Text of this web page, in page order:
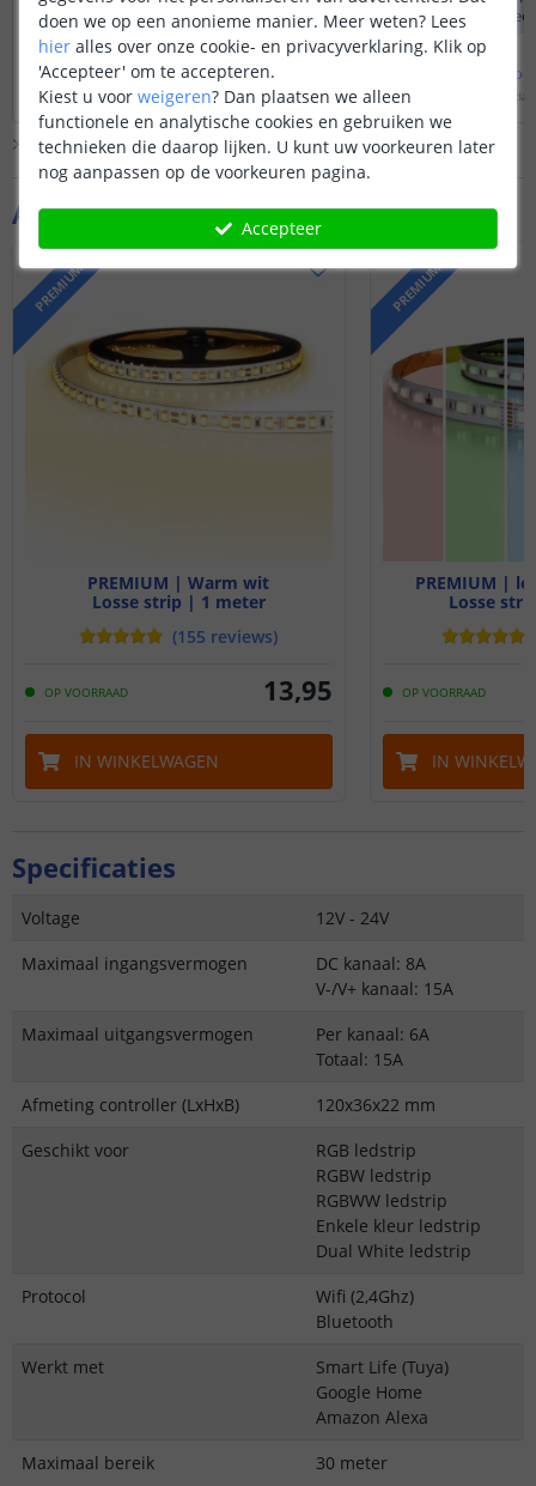
Aanvullende producten
PREMIUM
PREMIUM | Warm wit
Losse strip | 1 meter
(155 reviews)
OP VOORRAAD 13,95
IN WINKELWAGEN
PREMIUM
PREMIUM |
Losse
OP VOORRAAD
IN
van verschillende lengtes?
Ook zie ik in het schema nog voor dit kasje
een AC/DC , moet er nog een omvormer
voor?
witte ledstrips plaatsen op deze
controller.
U kunt aan de "output" van de
controller onderstaande kabel
aansluiten waar u dan een 6-splitter op
aansluit voor de 5 losse warm witte
ledstrips.
https://www.ledstripkoning.be/...
https://www.ledstripkoning.be/...
Deze controller en onze strips
functioneren op 12 of 24 volt, hier dient
altijd een omvormer bij gebruikt te
worden.
Bekijkheleantwoord
Door priscilla op woensdag 22 juli 2026
u zelf indelen en
Door
Bekijk alle Vraag & antwoord
Specificaties
Voltage
12V - 24V
Maximaal ingangsvermogen
DC kanaal: 8A
V-/V+ kanaal: 15A
Maximaal uitgangsvermogen
Per kanaal: 6A
Totaal: 15A
Afmeting controller (LxHxB)
120x36x22 mm
Geschikt voor
RGB ledstrip
RGBW ledstrip
RGBWW ledstrip
Enkele kleur ledstrip
Dual White ledstrip
Protocol
Wifi (2,4Ghz)
Bluetooth
Werkt met
Smart Life (Tuya)
Google Home
Amazon Alexa
Maximaal bereik
30 meter
doen we op een anonieme manier. Meer weten? Lees
hier alles over onze cookie- en privacyverklaring. Klik op
'Accepteer' om te accepteren.
Kiest u voor weigeren? Dan plaatsen we alleen
functionele en analytische cookies en gebruiken we
technieken die daarop lijken. U kunt uw voorkeuren later
nog aanpassen op de voorkeuren pagina.
Accepteer